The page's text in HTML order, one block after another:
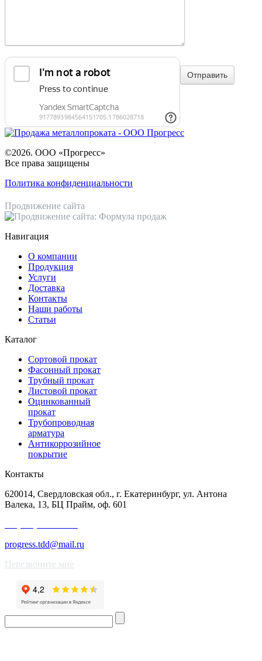
©2026. ООО «Прогресс»
Все права защищены
Политика конфиденциальности
Продвижение сайта
Навигация
О компании
Продукция
Услуги
Доставка
Контакты
Наши работы
Статьи
Каталог
Сортовой прокат
Фасонный прокат
Трубный прокат
Листовой прокат
Оцинкованный
прокат
Трубопроводная
арматура
Антикоррозийное
покрытие
Контакты
620014, Свердловская обл., г. Екатеринбург, ул. Антона
Валека, 13, БЦ Прайм, оф. 601
progress.tdd@mail.ru
Перезвоните мне